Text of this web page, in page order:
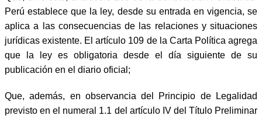
Perú establece que la ley, desde su entrada en vigencia, se
aplica a las consecuencias de las relaciones y situaciones
jurídicas existente. El artículo 109 de la Carta Política agrega
que la ley es obligatoria desde el día siguiente de su
publicación en el diario oficial;
Que, además, en observancia del Principio de Legalidad
previsto en el numeral 1.1 del artículo IV del Título Preliminar